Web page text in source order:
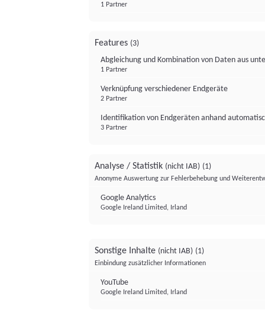
1 Partner
Features (3)
Abgleichung und Kombination von Daten aus
1 Partner
Verknüpfung verschiedener Endgeräte
2 Partner
Identifikation von Endgeräten anhand
3 Partner
Analyse / Statistik (nicht IAB) (1)
Anonyme Auswertung zur Fehlerbehebung und
Google Analytics
Google Ireland Limited, Irland
Sonstige Inhalte (nicht IAB) (1)
Einbindung zusätzlicher Informationen
YouTube
Google Ireland Limited, Irland